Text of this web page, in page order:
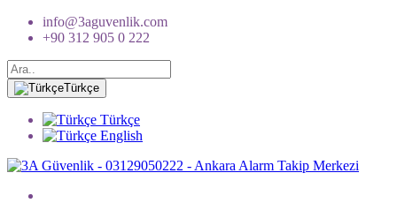
info@3aguvenlik.com
+90 312 905 0 222
Türkçe
Türkçe
English